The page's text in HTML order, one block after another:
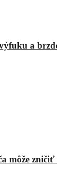
a
môže zničiť